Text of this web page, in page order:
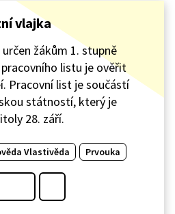
vlajka
žákům 1. stupně
listu je ověřit
Pracovní list je součástí
státností, který je
28. září.
Vlastivěda Prvouka